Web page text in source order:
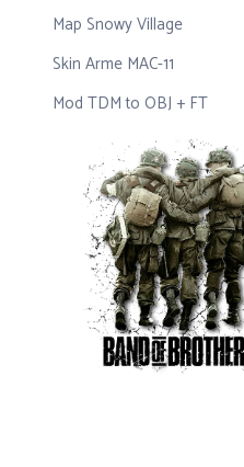
Map Snowy Village
Skin Arme MAC-11
Mod TDM to OBJ + FT